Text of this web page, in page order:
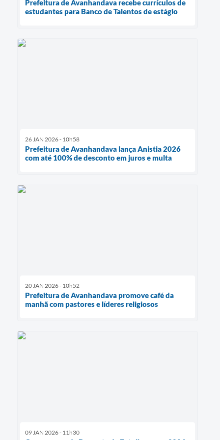
Prefeitura de Avanhandava recebe currículos de
estudantes para Banco de Talentos de estágio
26 JAN 2026 - 10h58
Prefeitura de Avanhandava lança Anistia 2026
com até 100% de desconto em juros e multa
20 JAN 2026 - 10h52
Prefeitura de Avanhandava promove café da
manhã com pastores e líderes religiosos
09 JAN 2026 - 11h30